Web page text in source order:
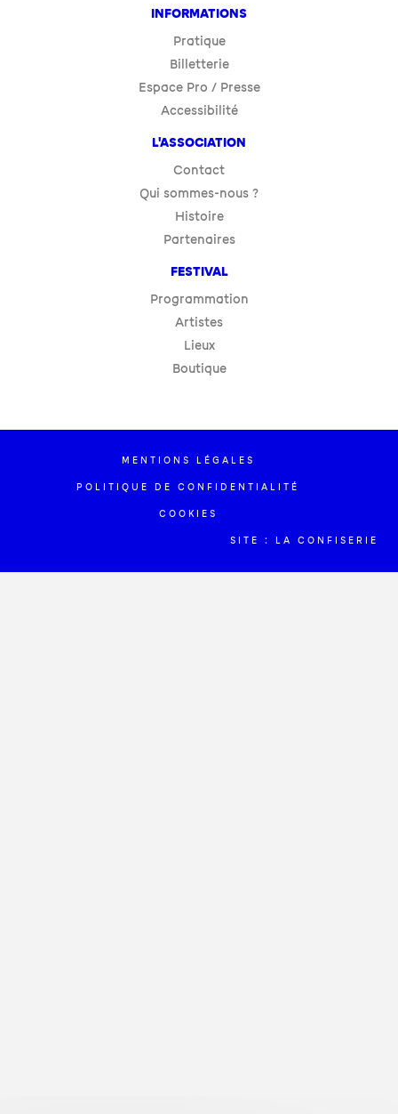
INFORMATIONS
Pratique
Billetterie
Espace Pro / Presse
Accessibilité
L'ASSOCIATION
Contact
Qui sommes-nous ?
Histoire
Partenaires
FESTIVAL
Programmation
Artistes
Lieux
Boutique
MENTIONS LÉGALES
POLITIQUE DE CONFIDENTIALITÉ
COOKIES
SITE : LA CONFISERIE